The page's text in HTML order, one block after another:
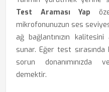
Test Araması Yap
mikrofonunuzun ses
ağ bağlantınızın
sunar. Eğer test sırasında
sorun donanımınızda
demektir.